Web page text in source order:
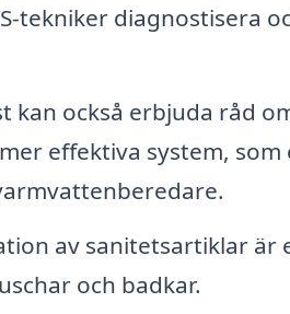
tekniker diagnostisera
kan också erbjuda råd
effektiva system, som
av sanitetsartiklar är
och badkar.